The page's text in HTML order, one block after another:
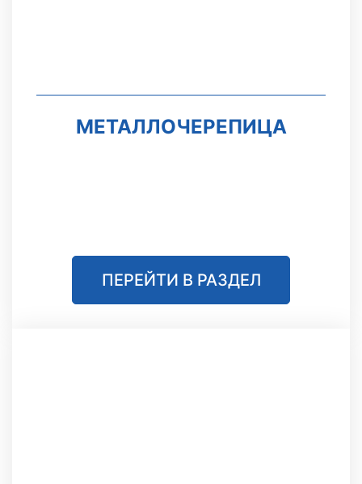
МЕТАЛЛОЧЕРЕПИЦА
ПЕРЕЙТИ В РАЗДЕЛ